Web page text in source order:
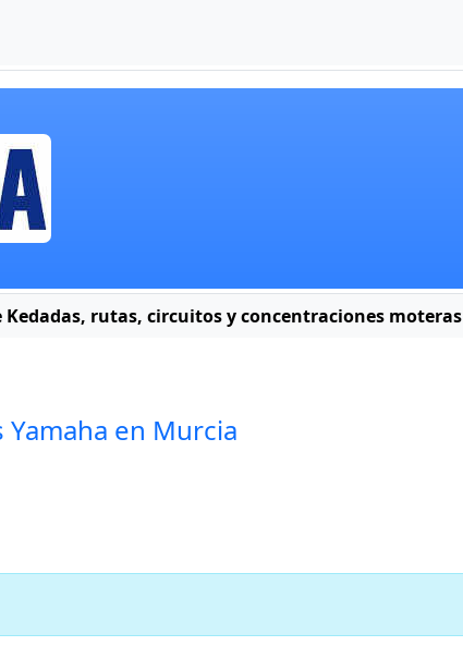
Kedadas, rutas, circuitos y concentraciones moteras
en Murcia